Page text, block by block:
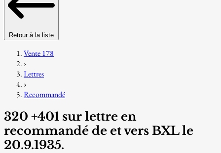
Retour à la liste
Vente 178
›
Lettres
›
Recommandé
320 +401 sur lettre en
recommandé de et vers BXL le
20.9.1935.